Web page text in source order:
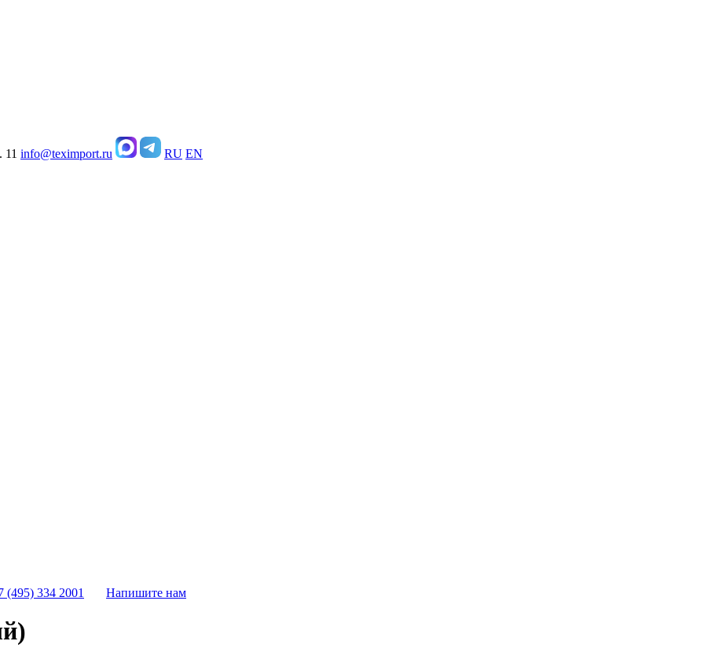
11 info@teximport.ru RU EN
(495) 334 2001 Напишите нам